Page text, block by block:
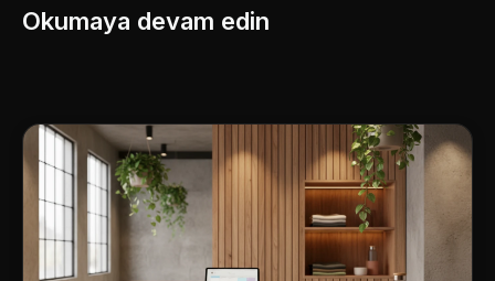
Okumaya devam edin